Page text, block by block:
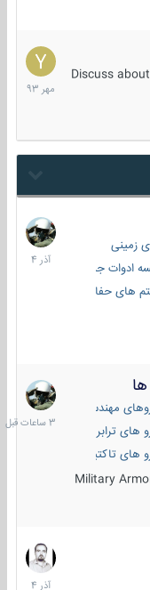
Discuss
15
مهر
1393
جنگی
حفاظت فعال
21
آذر
1404
مهندسی
نظام
ترابری نظامی
و ضد تانک
تاکتیکی نظامی
Military
3
ساعات
قبل
7
آذر
1404